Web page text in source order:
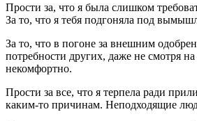
Прости за, что я была слишком
За то, что я тебя подгоняла под
За то, что в погоне за внешним
потребности других, даже не смотря
некомфортно.
Прости за все, что я терпела ради
каким-то причинам. Неподходящие